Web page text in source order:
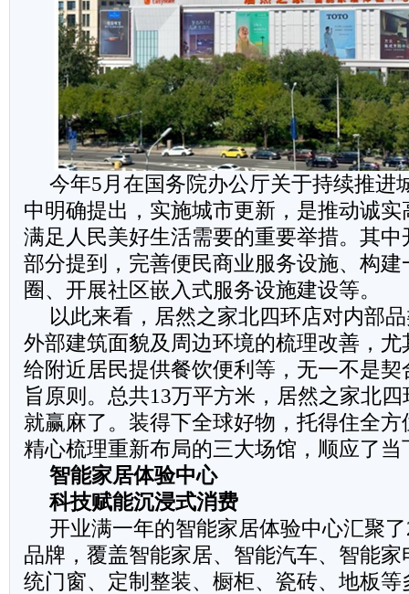
今年5月在国务院办公厅关于持续推进
中明确提出，实施城市更新，是推动诚
满足人民美好生活需要的重要举措。其
部分提到，完善便民商业服务设施、构
圈、开展社区嵌入式服务设施建设等。
以此来看，居然之家北四环店对内部
外部建筑面貌及周边环境的梳理改善，
给附近居民提供餐饮便利等，无一不是
旨原则。总共13万平方米，居然之家北
就赢麻了。装得下全球好物，托得住全
精心梳理重新布局的三大场馆，顺应了
智能家居体验中心
科技赋能沉浸式消费
开业满一年的智能家居体验中心汇聚
品牌，覆盖智能家居、智能汽车、智能
统门窗、定制整装、橱柜、瓷砖、地板